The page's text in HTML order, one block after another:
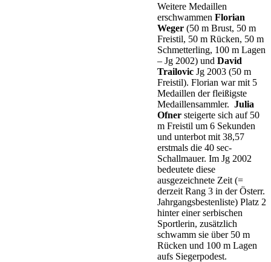
Weitere Medaillen
erschwammen Florian
Weger (50 m Brust, 50 m
Freistil, 50 m Rücken, 50 m
Schmetterling, 100 m Lagen
– Jg 2002) und David
Trailovic Jg 2003 (50 m
Freistil). Florian war mit 5
Medaillen der fleißigste
Medaillensammler. Julia
Ofner steigerte sich auf 50
m Freistil um 6 Sekunden
und unterbot mit 38,57
erstmals die 40 sec-
Schallmauer. Im Jg 2002
bedeutete diese
ausgezeichnete Zeit (=
derzeit Rang 3 in der Österr.
Jahrgangsbestenliste) Platz 2
hinter einer serbischen
Sportlerin, zusätzlich
schwamm sie über 50 m
Rücken und 100 m Lagen
aufs Siegerpodest.